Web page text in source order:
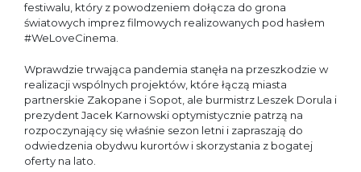
festiwalu, który z powodzeniem dołącza do grona
światowych imprez filmowych realizowanych pod hasłem
#WeLoveCinema.
Wprawdzie trwająca pandemia stanęła na przeszkodzie w
realizacji wspólnych projektów, które łączą miasta
partnerskie Zakopane i Sopot, ale burmistrz Leszek Dorula i
prezydent Jacek Karnowski optymistycznie patrzą na
rozpoczynający się właśnie sezon letni i zapraszają do
odwiedzenia obydwu kurortów i skorzystania z bogatej
oferty na lato.